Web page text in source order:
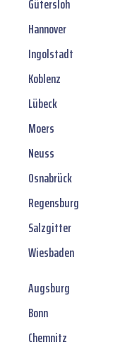
Gütersloh
Hannover
Ingolstadt
Koblenz
Lübeck
Moers
Neuss
Osnabrück
Regensburg
Salzgitter
Wiesbaden
Augsburg
Bonn
Chemnitz